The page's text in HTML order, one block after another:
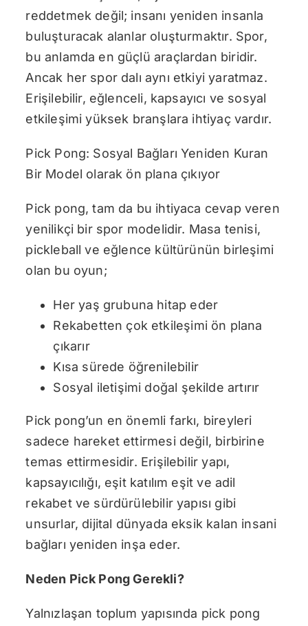
reddetmek değil; insanı yeniden insanla
buluşturacak alanlar oluşturmaktır. Spor,
bu anlamda en güçlü araçlardan biridir.
Ancak her spor dalı aynı etkiyi yaratmaz.
Erişilebilir, eğlenceli, kapsayıcı ve sosyal
etkileşimi yüksek branşlara ihtiyaç vardır.
Pick Pong: Sosyal Bağları Yeniden Kuran
Bir Model olarak ön plana çıkıyor
Pick pong, tam da bu ihtiyaca cevap veren
yenilikçi bir spor modelidir. Masa tenisi,
pickleball ve eğlence kültürünün birleşimi
olan bu oyun;
Her yaş grubuna hitap eder
Rekabetten çok etkileşimi ön plana
çıkarır
Kısa sürede öğrenilebilir
Sosyal iletişimi doğal şekilde artırır
Pick pong’un en önemli farkı, bireyleri
sadece hareket ettirmesi değil, birbirine
temas ettirmesidir. Erişilebilir yapı,
kapsayıcılığı, eşit katılım eşit ve adil
rekabet ve sürdürülebilir yapısı gibi
unsurlar, dijital dünyada eksik kalan insani
bağları yeniden inşa eder.
Neden Pick Pong Gerekli?
Yalnızlaşan toplum yapısında pick pong